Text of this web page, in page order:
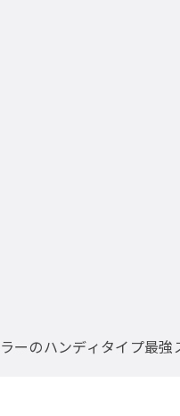
ーのハンディタイプ最強